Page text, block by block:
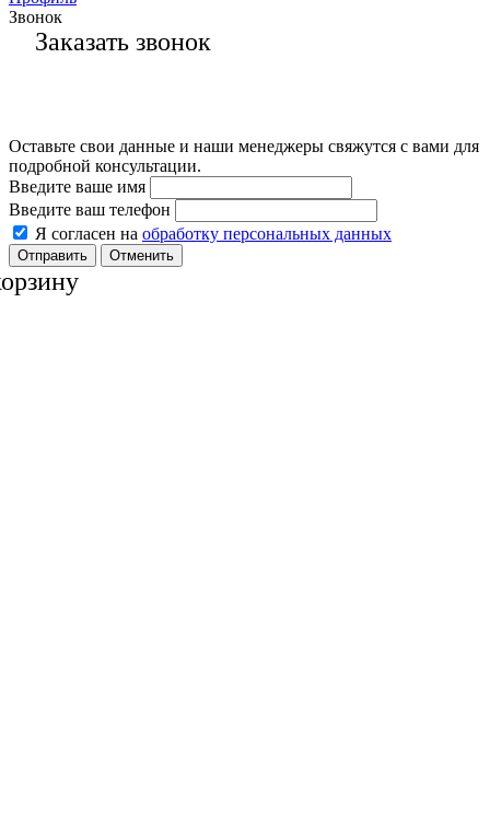
Звонок
Заказать звонок
Оставьте свои данные и наши менеджеры свяжутся с вами для
подробной консультации.
Введите ваше имя
Введите ваш телефон
Я согласен на обработку персональных данных
Отменить